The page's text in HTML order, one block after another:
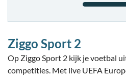
Ziggo Sport 2
Op Ziggo Sport 2 kijk je voetbal
competities. Met live UEFA